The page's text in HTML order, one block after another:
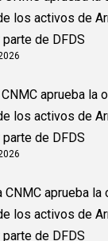
los activos de
de DFDS
CNMC aprueba la
los activos de
de DFDS
CNMC aprueba
los activos de
de DFDS